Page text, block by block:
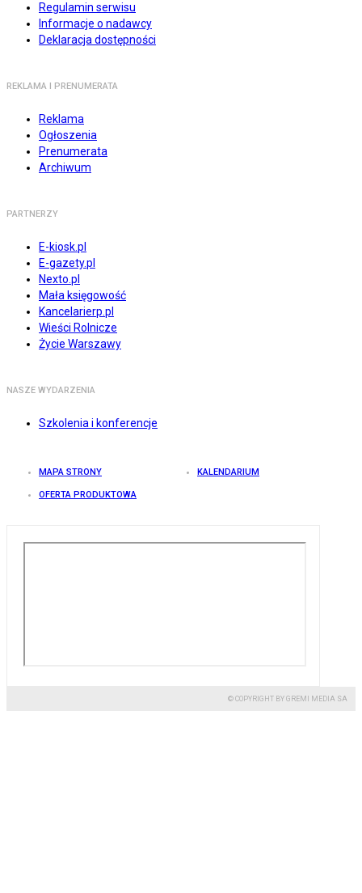
Regulamin serwisu
Informacje o nadawcy
Deklaracja dostępności
REKLAMA I PRENUMERATA
Reklama
Ogłoszenia
Prenumerata
Archiwum
PARTNERZY
E-kiosk.pl
E-gazety.pl
Nexto.pl
Mała księgowość
Kancelarierp.pl
Wieści Rolnicze
Życie Warszawy
NASZE WYDARZENIA
Szkolenia i konferencje
MAPA STRONY KALENDARIUM
OFERTA PRODUKTOWA
© COPYRIGHT BY GREMI MEDIA SA